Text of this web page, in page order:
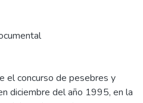
el concurso de pesebres y
diciembre del año 1995, en la